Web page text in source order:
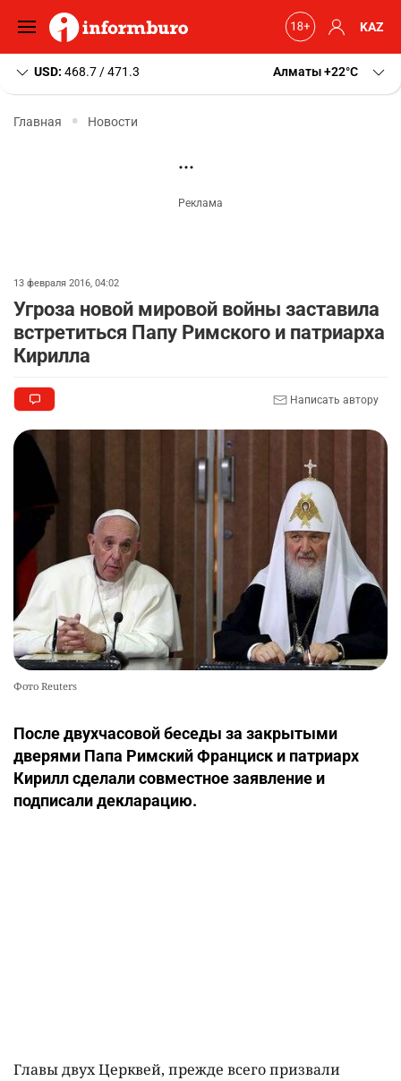
KAZ
USD: 468.7 / 471.3 Алматы+22 C
Главная Новости
13 февраля 2016, 04:02
Угроза новой мировой войны заставила
встретиться Папу Римского и патриарха
Кирилла
Написать автору
Фото Reuters
После двухчасовой беседы за закрытыми
дверями Папа Римский Франциск и патриарх
Кирилл сделали совместное заявление и
подписали декларацию.
Главы двух Церквей, прежде всего призвали